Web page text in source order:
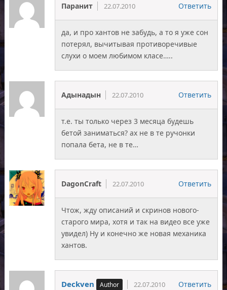
Паранит 22.07.2010 Ответить
да, и про хантов не забудь, а то я уже сон
потерял, вычитывая противоречивые
слухи о моем любимом класе…..
Адынадын 22.07.2010 Ответить
т.е. ты только через 3 месяца будешь
бетой заниматься? ах не в те ручонки
попала бета, не в те…
DagonCraft 22.07.2010 Ответить
Чтож, жду описаний и скринов нового-
старого мира, хотя и так на видео все уже
увидел) Ну и конечно же новая механика
хантов.
Deckven 22.07.2010 Ответить